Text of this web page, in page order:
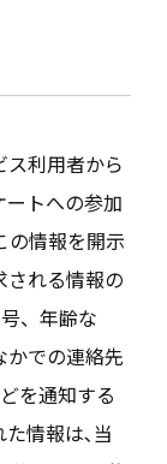
ス利用者から
ートへの参加
の情報を開示
される情報の
、年齢な
かでの連絡先
を通知する
情報は､当